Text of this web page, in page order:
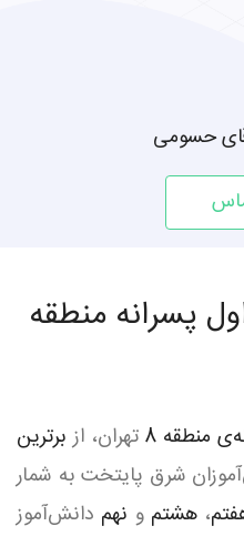
حسومی
پسرانه منطقه
منطقه 8 تهران، از برترین
شرق پایتخت به شمار
، هشتم و نهم دانش‌آموز